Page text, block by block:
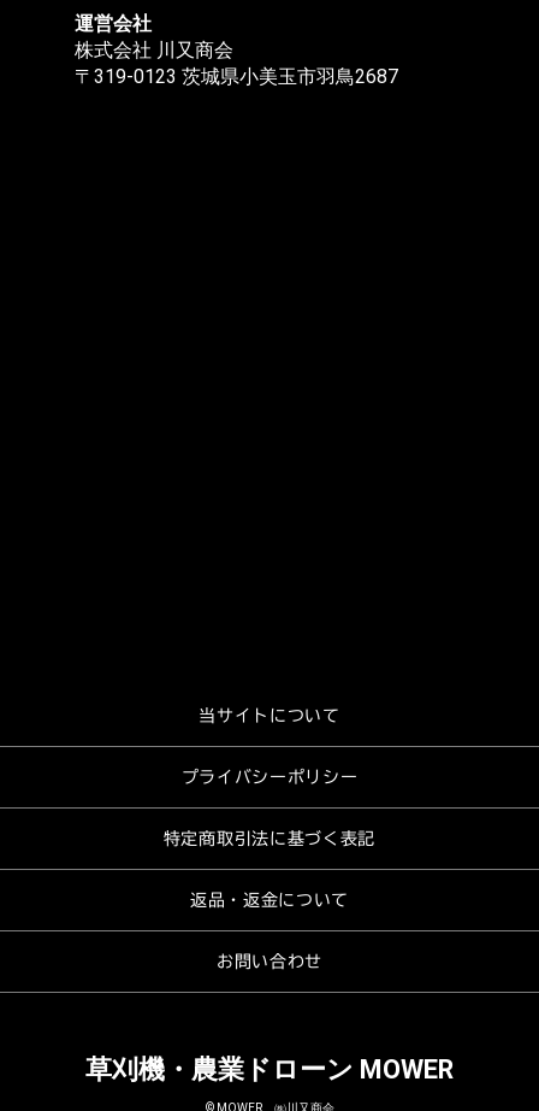
運営会社
株式会社 川又商会
〒319-0123 茨城県小美玉市羽鳥2687
当サイトについて
プライバシーポリシー
特定商取引法に基づく表記
返品・返金について
お問い合わせ
草刈機・農業ドローン MOWER
© MOWER ㈱川又商会